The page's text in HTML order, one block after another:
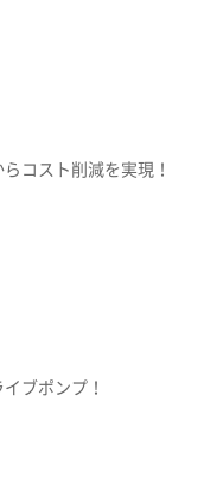
コスト削減を実現！
ブポンプ！